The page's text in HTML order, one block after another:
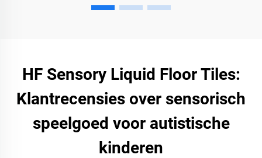
HF Sensory Liquid Floor Tiles:
Klantrecensies over sensorisch
speelgoed voor autistische
kinderen